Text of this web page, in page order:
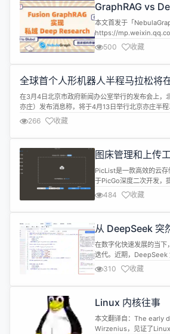
而是期待大语言模型能够
GraphRAG vs
GraphRAG 提出
本文首发于「
https://
▌一、背景 GraphRAG
术的高级技术之一，旨在
上周，NebulaGraph 团
500 收藏
全球首个人形机器人半程马拉松将
在3月4日北京市政府新闻办公室举行的发布会上，
亦庄）发布消息称，将于4月13日举行北京亦庄半
器人半程马拉松赛将同期举行。 北京经开区工委委
示，人形机器人将与运动员在起点同时鸣枪起跑，
赛道，全程采用铁马隔离或绿化带隔离的方式保障
赛事将机器人...
266 收藏
图床管理和上传
发布，功能优化
PicList是一款高效的云
于PicGo深度二次开发，
的云存储管理能力，主
所有功能，兼容大部分
台，如WebDav、本地图
作、搜索和预览 内置图像
缩放...
484 收藏
从 DeepSeek 突
发的应用市场
在数字化快速发展的当下
迭代。近期，DeepSeek
中迅速崛起，为剖析数
DeepSeek 爆发：技术与
力奠定根基 DeepSeek
用稀疏注意力机制和混合
310 收藏
Linux 内核往事
本文翻译自：The early
Wirzenius，见证了